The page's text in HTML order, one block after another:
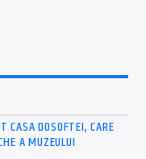
DOSOFTEI, CARE
A MUZEULUI